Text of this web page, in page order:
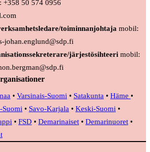
50 574 0956
toiminnanjohtaja mobil:
johan.englund@sdp.fi
järjestösihteeri mobil:
• Varsinais-Suomi • Satakunta • Häme •
Suomi • Savo-Karjala • Keski-Suomi •
• FSD • Demarinaiset • Demarinuoret •